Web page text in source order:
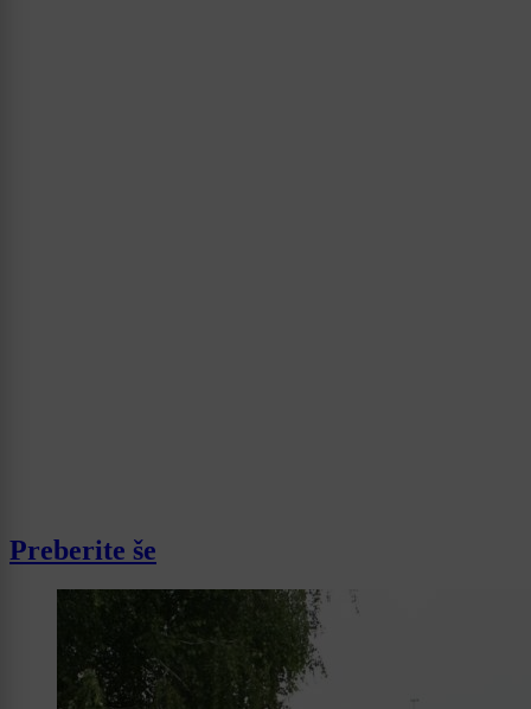
Preberite še